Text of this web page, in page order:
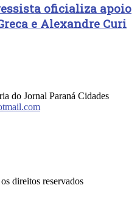
oficializa apoio
e Alexandre Curi
do Jornal Paraná Cidades
direitos reservados